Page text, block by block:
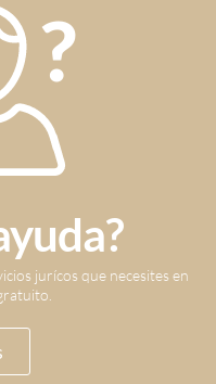
jurícos que necesites en